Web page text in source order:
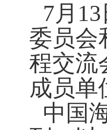
7月
委员会
程交流
成员单
中国